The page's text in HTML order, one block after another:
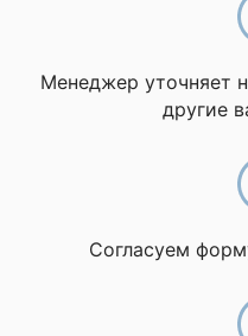
Менеджер уточняет
другие
Согласуем